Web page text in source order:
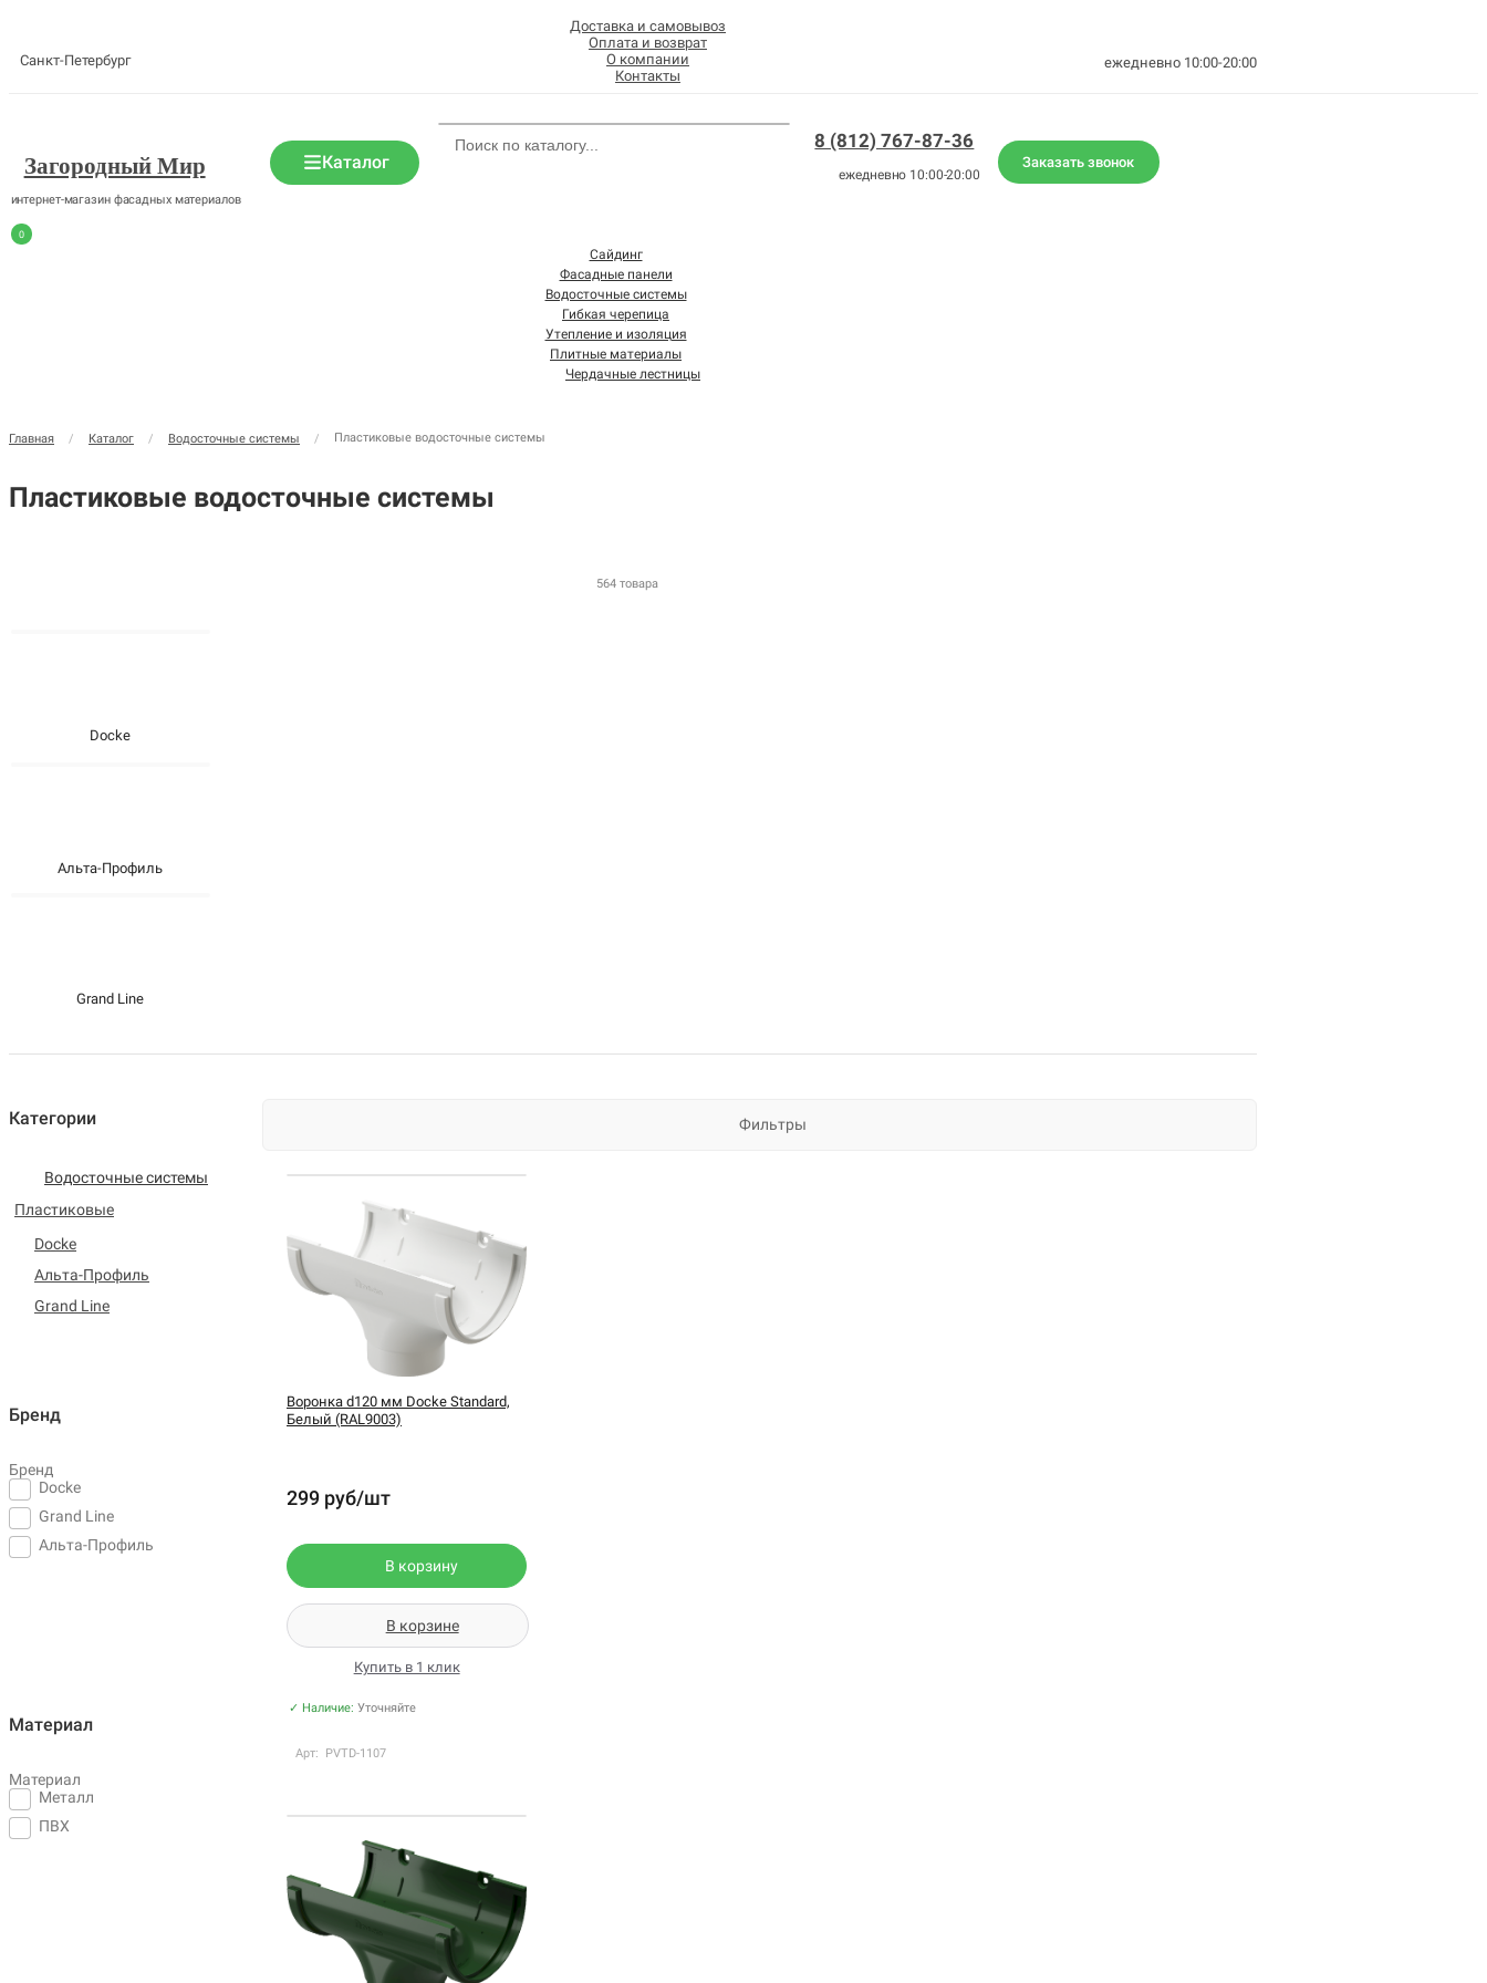
Санкт-Петербург
Доставка и самовывоз
Оплата и возврат
О компании
Контакты
ежедневно 10:00-20:00
Загородный Мир
интернет-магазин фасадных материалов
Каталог
8 (812) 767-87-36
ежедневно 10:00-20:00
Заказать звонок
0
Сайдинг
Фасадные панели
Водосточные системы
Гибкая черепица
Утепление и изоляция
Плитные материалы
Чердачные лестницы
Главная / Каталог / Водосточные системы / Пластиковые водосточные системы
Пластиковые водосточные системы
564 товара
Docke
Альта-Профиль
Grand Line
Категории
Водосточные системы
Пластиковые
Docke
Альта-Профиль
Grand Line
Бренд
Бренд
Docke
Grand Line
Альта-Профиль
Материал
Материал
Металл
ПВХ
Фильтры
Воронка d120 мм Docke Standard,
Белый (RAL9003)
299 руб/шт
В корзину
В корзине
Купить в 1 клик
✓ Наличие:Уточняйте
Арт: PVTD-1107